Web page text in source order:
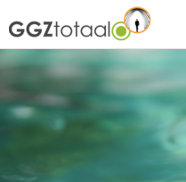
over GGZTotaal abonneren